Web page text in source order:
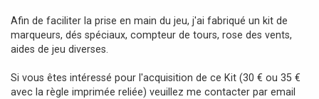
Afin de faciliter la prise en main du jeu, j'ai fabriqué un kit de
marqueurs, dés spéciaux, compteur de tours, rose des vents,
aides de jeu diverses.
Si vous êtes intéressé pour l'acquisition de ce Kit (30 € ou 35 €
avec la règle imprimée reliée) veuillez me contacter par email